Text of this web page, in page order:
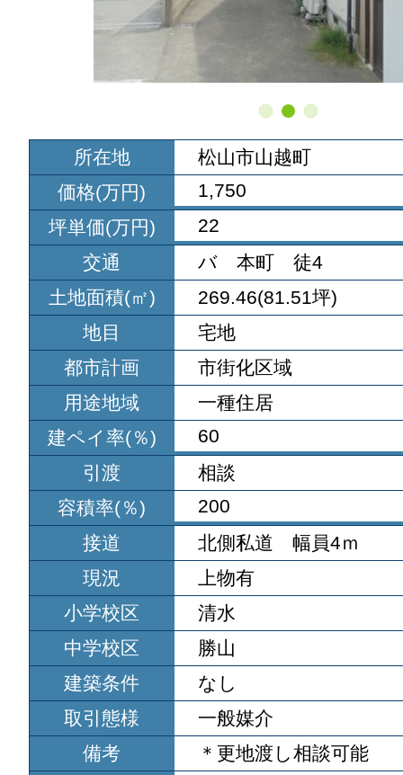
所在地
松山市山越町
価格(万円)
1,750
坪単価(万円)
22
交通
バ 本町 徒4
土地面積(㎡)
269.46(81.51坪)
地目
宅地
都市計画
市街化区域
用途地域
一種住居
建ペイ率(％)
60
引渡
相談
容積率(％)
200
接道
北側私道 幅員4ｍ
現況
上物有
小学校区
清水
中学校区
勝山
建築条件
なし
取引態様
一般媒介
備考
＊更地渡し相談可能